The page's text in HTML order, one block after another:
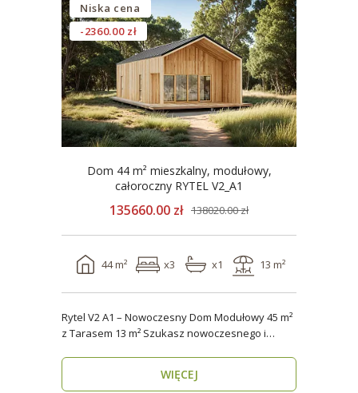
Niska cena
-2360.00 zł
Dom 44 m² mieszkalny, modułowy,
całoroczny RYTEL V2_A1
135660.00 zł 138020.00 zł
44 m² x3 x1 13 m²
Rytel V2 A1 – Nowoczesny Dom Modułowy 45 m²
z Tarasem 13 m² Szukasz nowoczesnego i
WIĘCEJ